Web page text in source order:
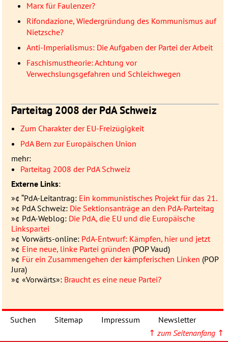
Marx für Faulenzer?
Rifondazione, Wiedergründung des Kommunismus auf
Nietzsche?
Anti-Imperialismus: Die Aufgaben der Partei der Arbeit
Faschismustheorie: Achtung vor
Verwechslungsgefahren und Schleichwegen
Parteitag 2008 der PdA Schweiz
Zum Charakter der EU-Freizügigkeit
PdA Bern zur Europäischen Union
mehr:
Parteitag 2008 der PdA Schweiz
Externe Links:
»¢ “PdA-Leitantrag: Ein kommunistisches Projekt für das 21.
»¢ PdA Schweiz: Die Sektionsanträge an den PdA-Parteitag
»¢ PdA-Weblog: Die PdA, die EU und die Europäische
Linkspartei
»¢ Vorwärts-online: PdA-Entwurf: Kämpfen, hier und jetzt
»¢ Eine neue, linke Partei gründen (POPVaud)
»¢ Für ein Zusammengehen der kämpferischen Linken (POP
Jura)
»¢ «Vorwärts»: Braucht es eine neue Partei?
↑ zum Seitenanfang ↑
Suchen Sitemap Impressum Newsletter